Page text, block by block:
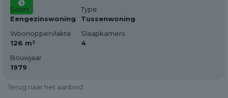
Soort
Eengezinswoning
Type
Tussenwoning
Woonoppervlakte
126 m²
Slaapkamers
4
Bouwjaar
1979
Terug naar het aanbod